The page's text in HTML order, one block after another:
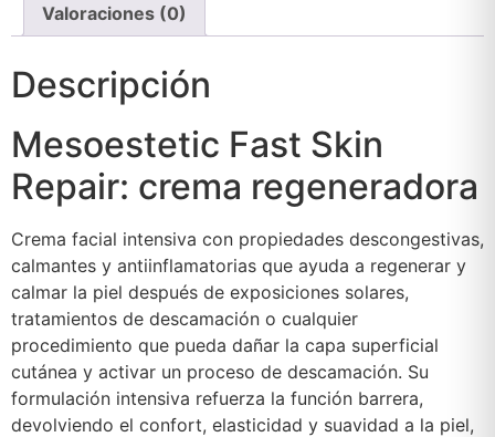
Valoraciones (0)
Descripción
Mesoestetic Fast Skin
Repair: crema regeneradora
Crema facial intensiva con propiedades descongestivas,
calmantes y antiinflamatorias que ayuda a regenerar y
calmar la piel después de exposiciones solares,
tratamientos de descamación o cualquier
procedimiento que pueda dañar la capa superficial
cutánea y activar un proceso de descamación. Su
formulación intensiva refuerza la función barrera,
devolviendo el confort, elasticidad y suavidad a la piel,